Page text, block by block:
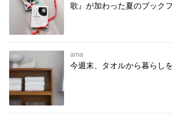
歌』が加わった夏のブック
ama
今週末、タオルから暮らし